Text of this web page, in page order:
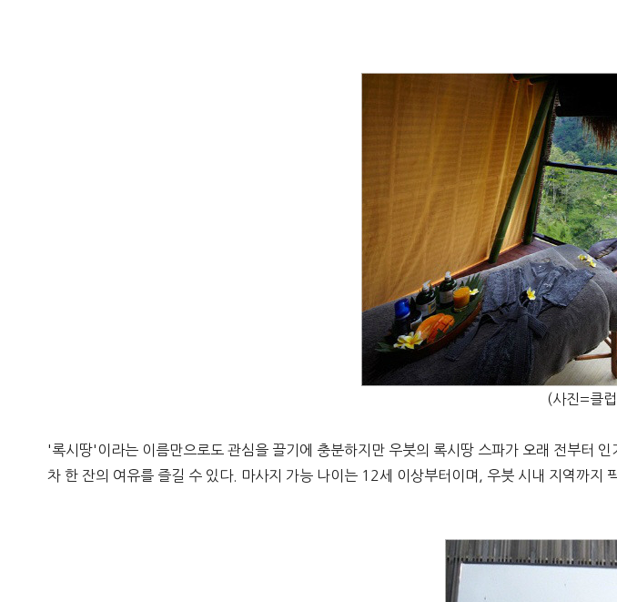
(사진=클
'록시땅'이라는 이름만으로도 관심을 끌기에 충분하지만 우붓의 록시땅 스파가 오래 전부터
차 한 잔의 여유를 즐길 수 있다. 마사지 가능 나이는 12세 이상부터이며, 우붓 시내 지역까지